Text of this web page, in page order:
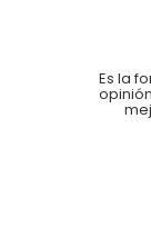
Es la